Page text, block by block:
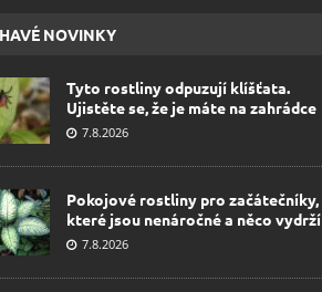
NOVINKY
Tyto rostliny odpuzují klíšťata.
Ujistěte se, že je máte na zahrádce
7.8.2026
Pokojové rostliny pro začátečníky,
které jsou nenáročné a něco vydrží
7.8.2026